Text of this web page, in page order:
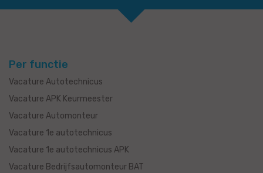
Per functie
Vacature Autotechnicus
Vacature APK Keurmeester
Vacature Automonteur
Vacature 1e autotechnicus
Vacature 1e autotechnicus APK
Vacature Bedrijfsautomonteur BAT